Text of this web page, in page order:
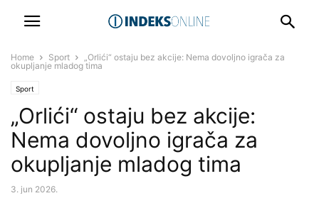
Home Sport
„Orlići“ ostaju bez akcije: Nema dovoljno igrača za
okupljanje mladog tima
Sport
„Orlići“ ostaju bez akcije:
Nema dovoljno igrača za
okupljanje mladog tima
3. jun 2026.